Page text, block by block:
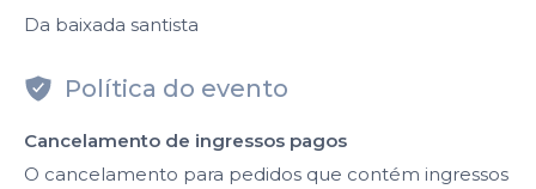
Da baixada santista
Política do evento
Cancelamento de ingressos pagos
O cancelamento para pedidos que contém ingressos